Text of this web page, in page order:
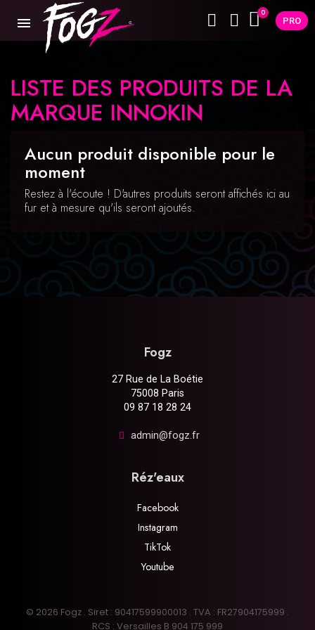
PRO
LISTE DES PRODUITS DE LA
MARQUE INNOKIN
Aucun produit disponible pour le
moment
Restez à l'écoute ! D'autres produits seront affichés ici au
fur et à mesure qu'ils seront ajoutés.
Fogz
27 Rue de La Boétie
75008 Paris
09 87 18 28 24
admin@fogz.fr
Réz'eaux
Facebook
Instagram
TikTok
Youtube
© 2026 Fogz . Siret : 90417599900013 . TVA : FR27904175999 .
RCS : Versailles B 904 175 999